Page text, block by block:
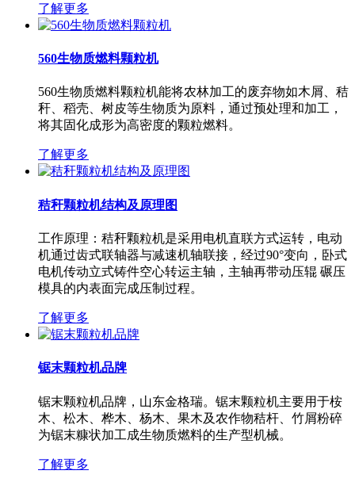
了解更多
560生物质燃料颗粒机
560生物质燃料颗粒机能将农林加工的废弃物如木屑、秸
秆、稻壳、树皮等生物质为原料，通过预处理和加工，
将其固化成形为高密度的颗粒燃料。
了解更多
秸秆颗粒机结构及原理图
工作原理：秸秆颗粒机是采用电机直联方式运转，电动
机通过齿式联轴器与减速机轴联接，经过90°变向，卧式
电机传动立式铸件空心转运主轴，主轴再带动压辊 碾压
模具的内表面完成压制过程。
了解更多
锯末颗粒机品牌
锯末颗粒机品牌，山东金格瑞。锯末颗粒机主要用于桉
木、松木、桦木、杨木、果木及农作物秸杆、竹屑粉碎
为锯末糠状加工成生物质燃料的生产型机械。
了解更多